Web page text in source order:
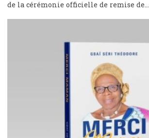
de la cérémonie officielle de remise de...